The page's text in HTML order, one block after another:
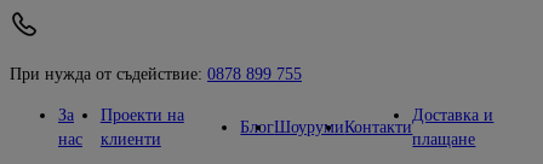
При нужда от съдействие: 0878 899 755
За
нас
Проекти на
клиенти
БлогШоурумиКонтакти
Доставка и
плащане